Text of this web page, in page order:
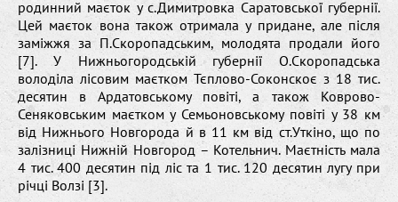
родинний маєток у с.Димитровка Саратовської губернії.
Цей маєток вона також отримала у придане, але після
заміжжя за П.Скоропадським, молодята продали його
[7]. У Нижньогородській губернії О.Скоропадська
володіла лісовим маєтком Тєплово-Соконскоє з 18 тис.
десятин в Ардатовському повіті, а також Коврово-
Сеняковським маєтком у Семьоновському повіті у 38 км
від Нижнього Новгорода й в 11 км від ст.Уткіно, що по
залізниці Нижній Новгород – Котельнич. Маєтність мала
4 тис. 400 десятин під ліс та 1 тис. 120 десятин лугу при
річці Волзі [3].